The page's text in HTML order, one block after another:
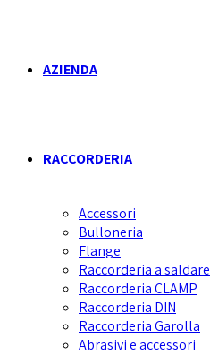
AZIENDA
RACCORDERIA
Accessori
Bulloneria
Flange
Raccorderia a saldare
Raccorderia CLAMP
Raccorderia DIN
Raccorderia Garolla
Abrasivi e accessori